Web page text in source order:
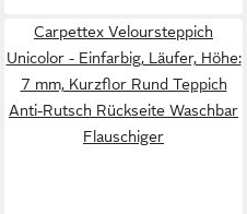
Carpettex Veloursteppich
Unicolor - Einfarbig, Läufer, Höhe:
7 mm, Kurzflor Rund Teppich
Anti-Rutsch Rückseite Waschbar
Flauschiger